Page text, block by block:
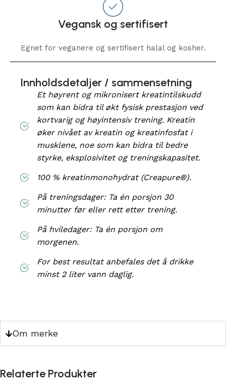
Vegansk og sertifisert
Egnet for veganere og sertifisert halal og kosher.
Innholdsdetaljer / sammensetning
Et høyrent og mikronisert kreatintilskudd
som kan bidra til økt fysisk prestasjon ved
kortvarig og høyintensiv trening. Kreatin
øker nivået av kreatin og kreatinfosfat i
musklene, noe som kan bidra til bedre
styrke, eksplosivitet og treningskapasitet.
100 % kreatinmonohydrat (Creapure®).
På treningsdager: Ta én porsjon 30
minutter før eller rett etter trening.
På hviledager: Ta én porsjon om
morgenen.
For best resultat anbefales det å drikke
minst 2 liter vann daglig.
Om merke
Relaterte Produkter